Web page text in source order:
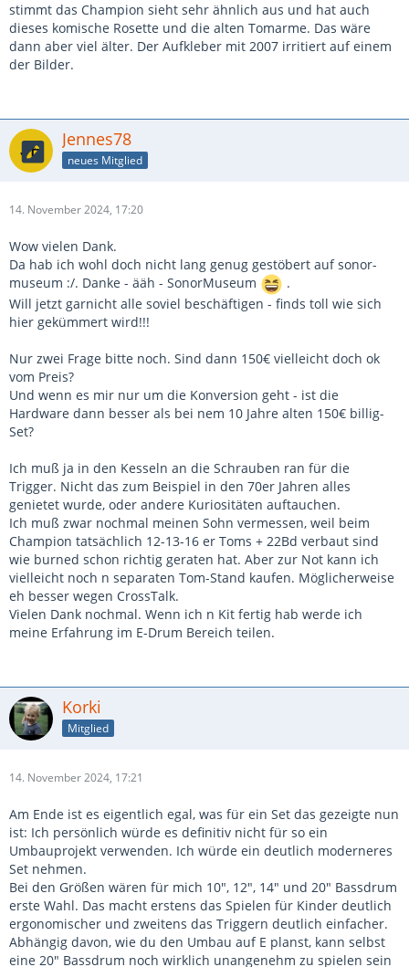
stimmt das Champion sieht sehr ähnlich aus und hat auch
dieses komische Rosette und die alten Tomarme. Das wäre
dann aber viel älter. Der Aufkleber mit 2007 irritiert auf einem
der Bilder.
Jennes78
neues Mitglied
14. November 2024, 17:20
Wow vielen Dank.
Da hab ich wohl doch nicht lang genug gestöbert auf sonor-
museum :/. Danke - ääh - SonorMuseum
.
Will jetzt garnicht alle soviel beschäftigen - finds toll wie sich
hier gekümmert wird!!!
Nur zwei Frage bitte noch. Sind dann 150€ vielleicht doch ok
vom Preis?
Und wenn es mir nur um die Konversion geht - ist die
Hardware dann besser als bei nem 10 Jahre alten 150€ billig-
Set?
Ich muß ja in den Kesseln an die Schrauben ran für die
Trigger. Nicht das zum Beispiel in den 70er Jahren alles
genietet wurde, oder andere Kuriositäten auftauchen.
Ich muß zwar nochmal meinen Sohn vermessen, weil beim
Champion tatsächlich 12-13-16 er Toms + 22Bd verbaut sind
wie burned schon richtig geraten hat. Aber zur Not kann ich
vielleicht noch n separaten Tom-Stand kaufen. Möglicherweise
eh besser wegen CrossTalk.
Vielen Dank nochmal. Wenn ich n Kit fertig hab werde ich
meine Erfahrung im E-Drum Bereich teilen.
Korki
Mitglied
14. November 2024, 17:21
Am Ende ist es eigentlich egal, was für ein Set das gezeigte nun
ist: Ich persönlich würde es definitiv nicht für so ein
Umbauprojekt verwenden. Ich würde ein deutlich moderneres
Set nehmen.
Bei den Größen wären für mich 10", 12", 14" und 20" Bassdrum
erste Wahl. Das macht erstens das Spielen für Kinder deutlich
ergonomischer und zweitens das Triggern deutlich einfacher.
Abhängig davon, wie du den Umbau auf E planst, kann selbst
eine 20" Bassdrum noch wirklich unangenehm zu spielen sein